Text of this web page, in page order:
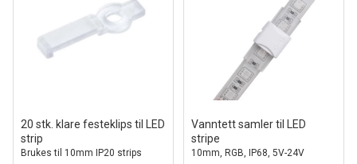
20 stk. klare festeklips til LED
strip
Brukes til 10mm IP20 strips
Vanntett samler til LED
stripe
10mm, RGB, IP68, 5V-24V